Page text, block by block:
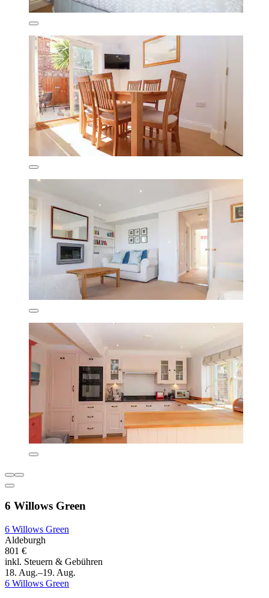
6 Willows Green
6 Willows Green
Aldeburgh
801 €
inkl. Steuern & Gebühren
18. Aug.–19. Aug.
6 Willows Green